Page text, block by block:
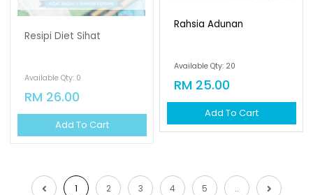
Resipi Diet Sihat
Available Qty: 0
RM 26.00
Add To Cart
Rahsia Adunan
Available Qty: 20
RM 25.00
Add To Cart
1 2 3 4 5 ..